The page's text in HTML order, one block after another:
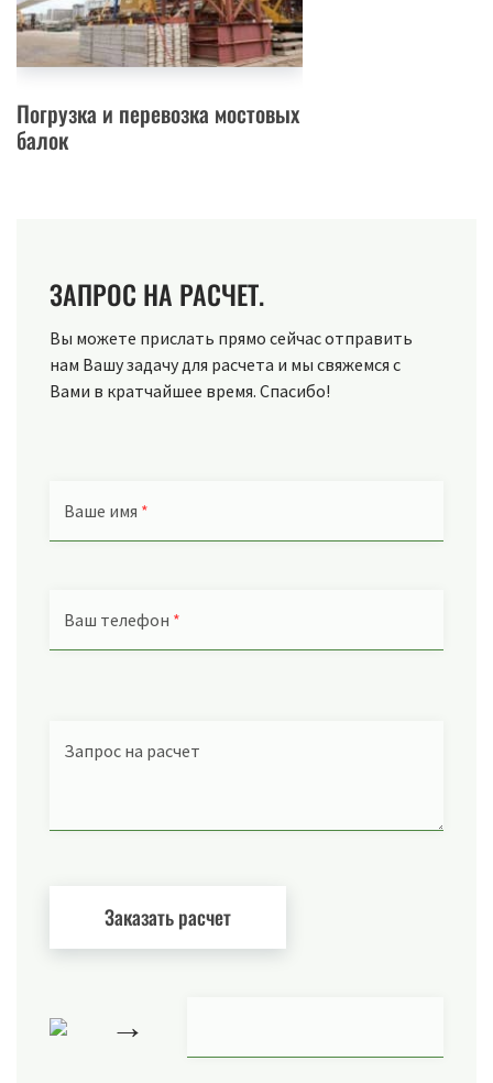
Погрузка и перевозка мостовых
балок
ЗАПРОС НА РАСЧЕТ.
Вы можете прислать прямо сейчас отправить
нам Вашу задачу для расчета и мы свяжемся с
Вами в кратчайшее время. Спасибо!
Ваше имя *
Ваш телефон *
Запрос на расчет
→